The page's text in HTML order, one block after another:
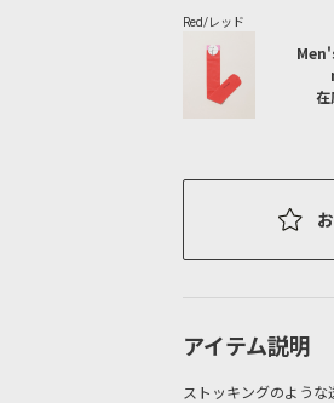
在
アイテム説明
ストッキングのような